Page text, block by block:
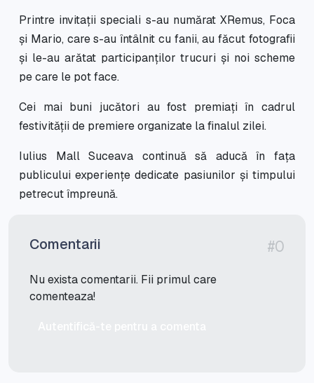
Printre invitații speciali s-au numărat XRemus, Foca
și Mario, care s-au întâlnit cu fanii, au făcut fotografii
și le-au arătat participanților trucuri și noi scheme
pe care le pot face.
Cei mai buni jucători au fost premiați în cadrul
festivității de premiere organizate la finalul zilei.
Iulius Mall Suceava continuă să aducă în fața
publicului experiențe dedicate pasiunilor și timpului
petrecut împreună.
Comentarii #0
Nu exista comentarii. Fii primul care
comenteaza!